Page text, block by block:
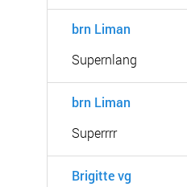
brn Liman
Supernlang
brn Liman
Superrrr
Brigitte vg